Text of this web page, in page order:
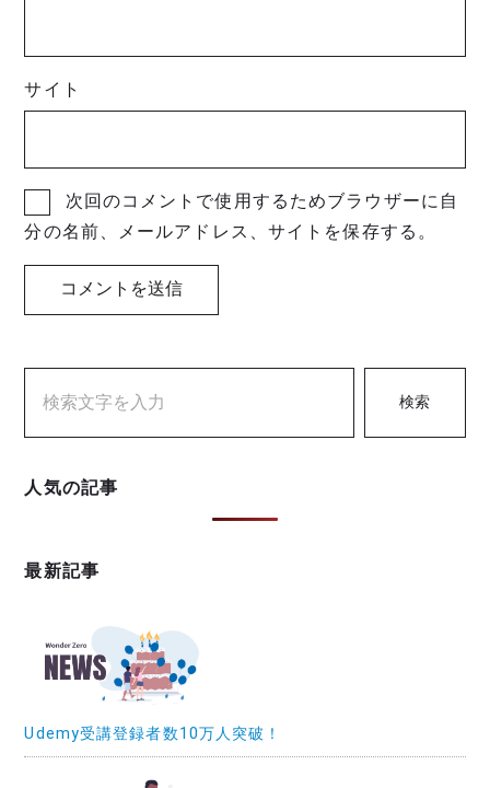
サイト
次回のコメントで使用するためブラウザーに自
分の名前、メールアドレス、サイトを保存する。
検索
人気の記事
最新記事
Udemy受講登録者数10万人突破！